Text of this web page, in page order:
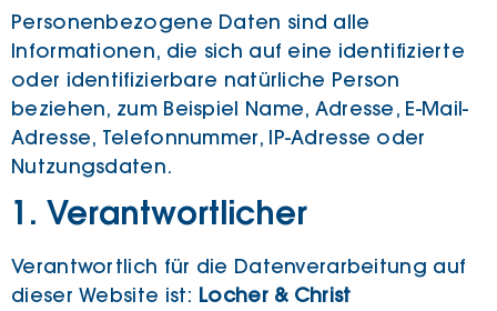
Personenbezogene Daten sind alle
Informationen, die sich auf eine identifizierte
oder identifizierbare natürliche Person
beziehen, zum Beispiel Name, Adresse, E-Mail-
Adresse, Telefonnummer, IP-Adresse oder
Nutzungsdaten.
1. Verantwortlicher
Verantwortlich für die Datenverarbeitung auf
dieser Website ist: Locher & Christ